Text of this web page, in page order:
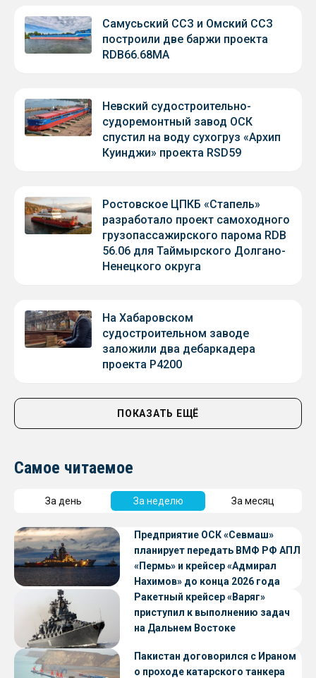
Самусьский ССЗ и Омский ССЗ
построили две баржи проекта
RDB66.68МА
Невский судостроительно-
судоремонтный завод ОСК
спустил на воду сухогруз «Архип
Куинджи» проекта RSD59
Ростовское ЦПКБ «Стапель»
разработало проект самоходного
грузопассажирского парома RDB
56.06 для Таймырского Долгано-
Ненецкого округа
На Хабаровском
судостроительном заводе
заложили два дебаркадера
проекта Р4200
ПОКАЗАТЬ ЕЩЁ
Самое читаемое
За день За неделю За месяц
Предприятие ОСК «Севмаш»
планирует передать ВМФ РФ АПЛ
«Пермь» и крейсер «Адмирал
Нахимов» до конца 2026 года
Ракетный крейсер «Варяг»
приступил к выполнению задач
на Дальнем Востоке
Пакистан договорился с Ираном
о проходе катарского танкера